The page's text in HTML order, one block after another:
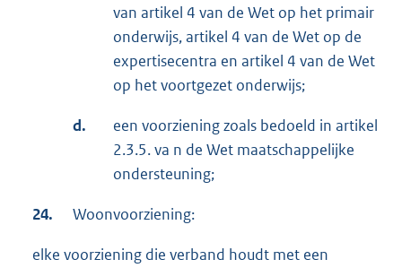
van artikel 4 van de Wet op het primair
onderwijs, artikel 4 van de Wet op de
expertisecentra en artikel 4 van de Wet
op het voortgezet onderwijs;
d.
een voorziening zoals bedoeld in artikel
2.3.5. va n de Wet maatschappelijke
ondersteuning;
24. Woonvoorziening:
elke voorziening die verband houdt met een